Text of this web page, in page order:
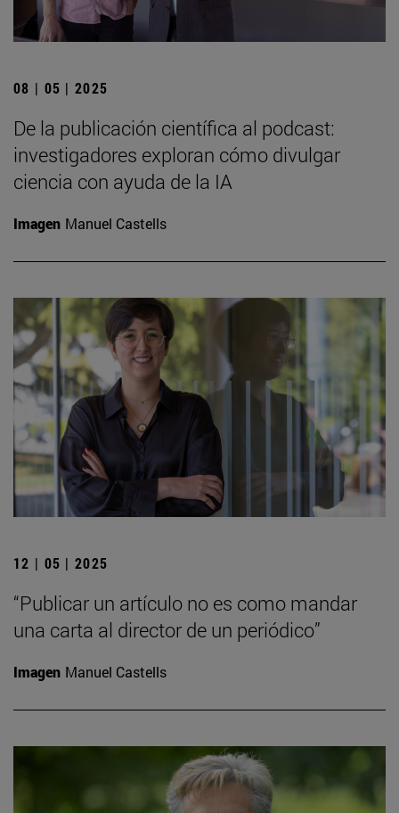
08 | 05 | 2025
De la publicación científica al podcast:
investigadores exploran cómo divulgar
ciencia con ayuda de la IA
Imagen Manuel Castells
12 | 05 | 2025
“Publicar un artículo no es como mandar
una carta al director de un periódico”
Imagen Manuel Castells